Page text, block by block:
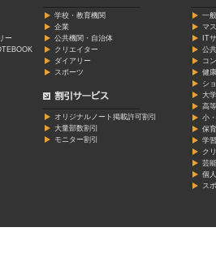
ー
学校・教育機関
企業
公共機関・自治体
クリエイター
ダイアリー
スポーツ
オリジナルノート掲載許可割引
大量部数割引
モニター割引
一
マ
IT
公
コ
健
シ
大学
高
小
保
学
ク
芸
個
ス